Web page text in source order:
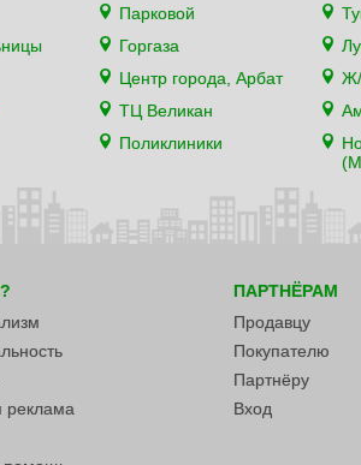
Парковой
Горгаза
Центр города, Арбат
ТЦ Великан
Поликлиники
Ж/
реклама
ПАРТНЁРАМ
Продавцу
Покупателю
Партнёру
Вход